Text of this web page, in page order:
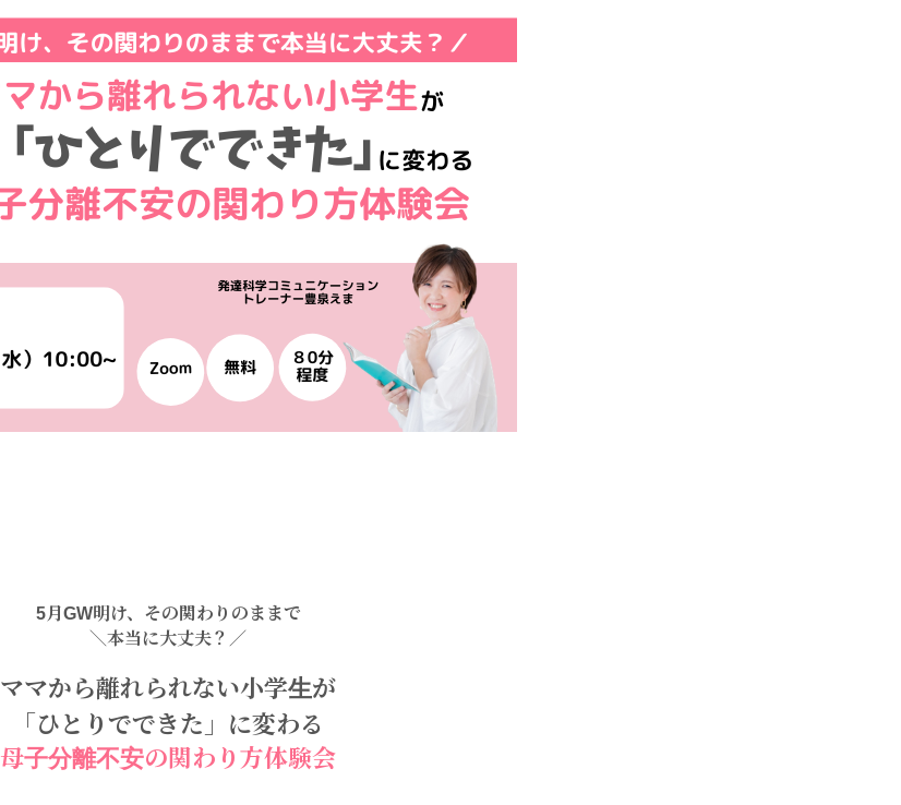
5月GW明け、その関わりのままで
＼本当に大丈夫？／
ママから離れられない小学生が
「ひとりでできた」に変わる
母子分離不安の関わり方体験会